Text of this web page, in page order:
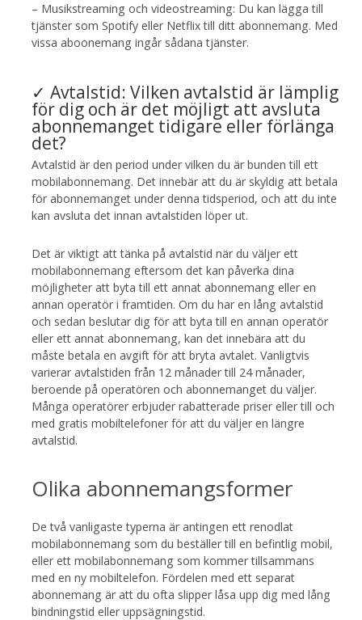
– Musikstreaming och videostreaming: Du kan lägga till
tjänster som Spotify eller Netflix till ditt abonnemang. Med
vissa aboonemang ingår sådana tjänster.
✓ Avtalstid: Vilken avtalstid är lämplig
för dig och är det möjligt att avsluta
abonnemanget tidigare eller förlänga
det?
Avtalstid är den period under vilken du är bunden till ett
mobilabonnemang. Det innebär att du är skyldig att betala
för abonnemanget under denna tidsperiod, och att du inte
kan avsluta det innan avtalstiden löper ut.
Det är viktigt att tänka på avtalstid när du väljer ett
mobilabonnemang eftersom det kan påverka dina
möjligheter att byta till ett annat abonnemang eller en
annan operatör i framtiden. Om du har en lång avtalstid
och sedan beslutar dig för att byta till en annan operatör
eller ett annat abonnemang, kan det innebära att du
måste betala en avgift för att bryta avtalet. Vanligtvis
varierar avtalstiden från 12 månader till 24 månader,
beroende på operatören och abonnemanget du väljer.
Många operatörer erbjuder rabatterade priser eller till och
med gratis mobiltelefoner för att du väljer en längre
avtalstid.
Olika abonnemangsformer
De två vanligaste typerna är antingen ett renodlat
mobilabonnemang som du beställer till en befintlig mobil,
eller ett mobilabonnemang som kommer tillsammans
med en ny mobiltelefon. Fördelen med ett separat
abonnemang är att du ofta slipper låsa upp dig med lång
bindningstid eller uppsägningstid.